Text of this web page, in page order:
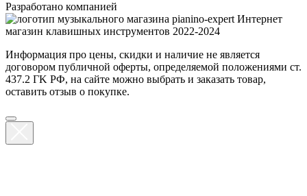
Разработано компанией
Интернет
магазин клавишных инструментов 2022-2024
Информация про цены, скидки и наличие не является
договором публичной оферты, определяемой положениями ст.
437.2 ГK РФ, на сайте можно выбрать и заказать товар,
оставить отзыв о покупке.